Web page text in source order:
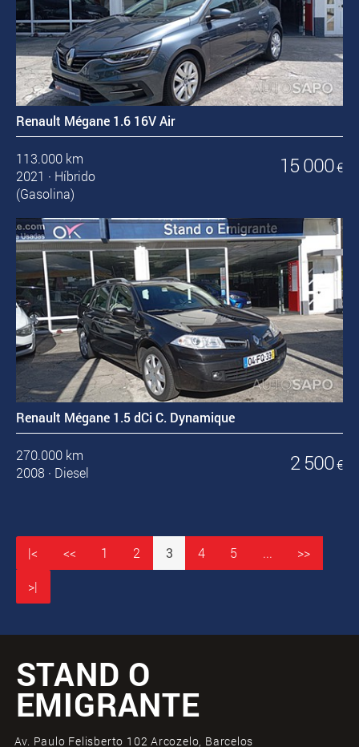
Renault Mégane 1.6 16V Air
113.000 km
2021 · Híbrido
(Gasolina)
15 000 €
Renault Mégane 1.5 dCi C. Dynamique
270.000 km
2008 · Diesel 2 500 €
|< << 1 2 3 4 5 ... >>
>|
STAND O
EMIGRANTE
Av. Paulo Felisberto 102 Arcozelo, Barcelos